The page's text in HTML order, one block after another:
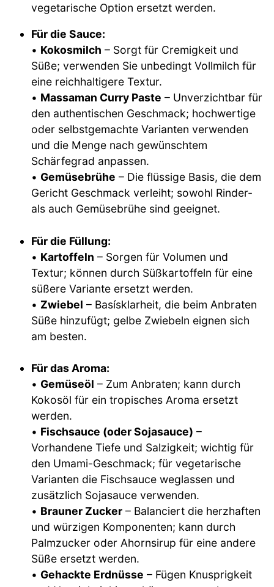
vegetarische Option ersetzt werden.
Für die Sauce:
• Kokosmilch – Sorgt für Cremigkeit und
Süße; verwenden Sie unbedingt Vollmilch für
eine reichhaltigere Textur.
• Massaman Curry Paste – Unverzichtbar für
den authentischen Geschmack; hochwertige
oder selbstgemachte Varianten verwenden
und die Menge nach gewünschtem
Schärfegrad anpassen.
• Gemüsebrühe – Die flüssige Basis, die dem
Gericht Geschmack verleiht; sowohl Rinder-
als auch Gemüsebrühe sind geeignet.
Für die Füllung:
• Kartoffeln – Sorgen für Volumen und
Textur; können durch Süßkartoffeln für eine
süßere Variante ersetzt werden.
• Zwiebel – Basísklarheit, die beim Anbraten
Süße hinzufügt; gelbe Zwiebeln eignen sich
am besten.
Für das Aroma:
• Gemüseöl – Zum Anbraten; kann durch
Kokosöl für ein tropisches Aroma ersetzt
werden.
• Fischsauce (oder Sojasauce) –
Vorhandene Tiefe und Salzigkeit; wichtig für
den Umami-Geschmack; für vegetarische
Varianten die Fischsauce weglassen und
zusätzlich Sojasauce verwenden.
• Brauner Zucker – Balanciert die herzhaften
und würzigen Komponenten; kann durch
Palmzucker oder Ahornsirup für eine andere
Süße ersetzt werden.
• Gehackte Erdnüsse – Fügen Knusprigkeit